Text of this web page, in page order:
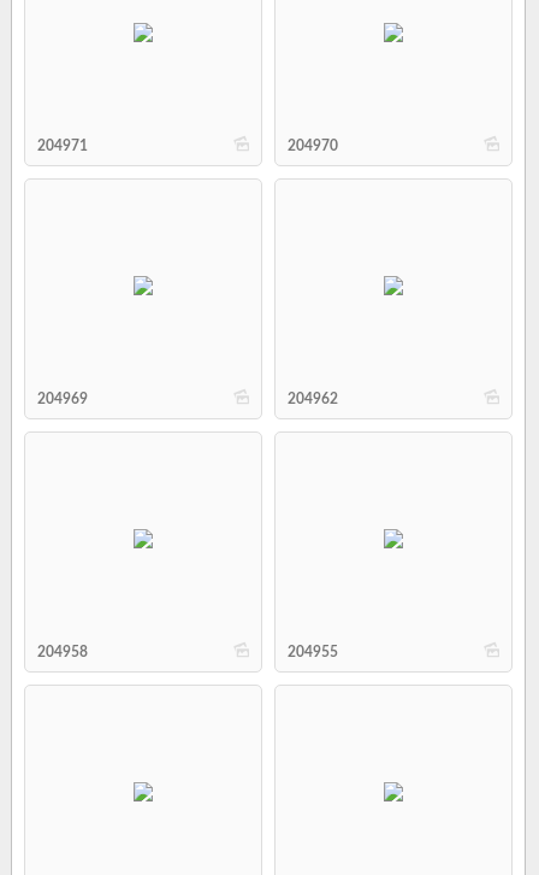
b
204971 b
204970
b
204969 b
204962
b
204958 b
204955